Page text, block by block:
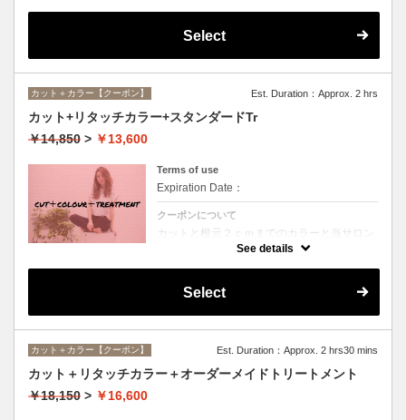
Select
カット＋カラー【クーポン】 Est. Duration：Approx. 2 hrs
カット+リタッチカラー+スタンダードTr
￥14,850 > ￥13,600
Terms of use
Expiration Date：
クーポンについて
カットと根元２ｃｍまでのカラーと当サロン
オススメ、スペシャルトリートメントのセッ
See details
Select
カット＋カラー【クーポン】 Est. Duration：Approx. 2 hrs30 mins
カット＋リタッチカラー＋オーダーメイドトリートメント
￥18,150 > ￥16,600